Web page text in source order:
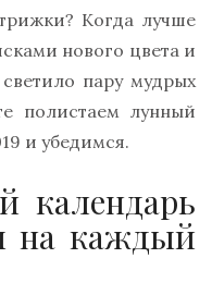
Когда лучше
нового цвета и
пару мудрых
полистаем лунный
и убедимся.
календарь
на каждый